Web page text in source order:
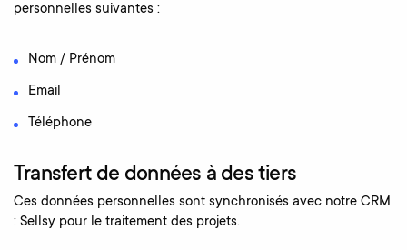
personnelles suivantes :
Nom / Prénom
Email
Téléphone
Transfert de données à des tiers
Ces données personnelles sont synchronisés avec notre CRM
: Sellsy pour le traitement des projets.